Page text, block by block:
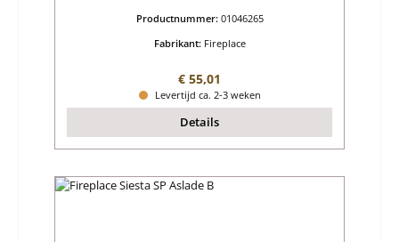
Productnummer: 01046265
Fabrikant: Fireplace
Normale prijs:
€ 55,01
Levertijd ca. 2-3 weken
Details